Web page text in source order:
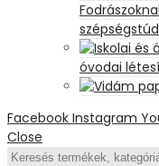
óvodai
Facebook Instagram
Close